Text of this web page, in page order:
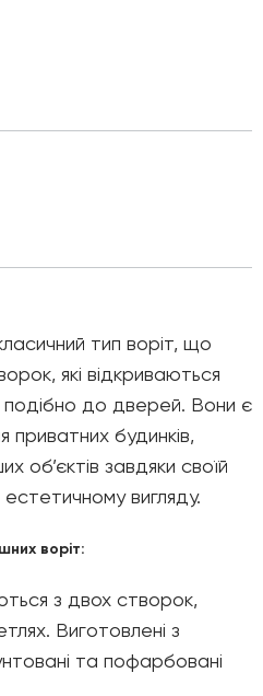
тип воріт, що
які відкриваються
подібно до дверей. Вони є
будинків,
об’єктів завдяки своїй
вигляду.
воріт:
з двох створок,
Виготовлені з
та пофарбовані